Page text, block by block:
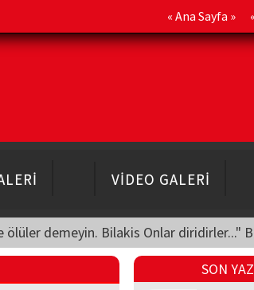
« Ana Sayfa » «
VİDEO GALERİ
ölüler demeyin. Bilakis Onlar diridirler..."
SON